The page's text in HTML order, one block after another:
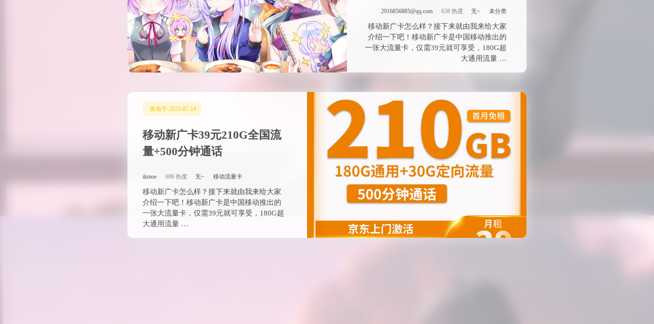
2916856885@qq.com 638 热度 无~ 未分类
移动新广卡怎么样？接下来就由我来给大家
介绍一下吧！移动新广卡是中国移动推出的
一张大流量卡，仅需39元就可享受，180G超
大通用流量 …
发布于 2023-07-14
移动新广卡39元210G全国流
量+500分钟通话
ikmoe 696 热度 无~ 移动流量卡
移动新广卡怎么样？接下来就由我来给大家
介绍一下吧！移动新广卡是中国移动推出的
一张大流量卡，仅需39元就可享受，180G超
大通用流量 …